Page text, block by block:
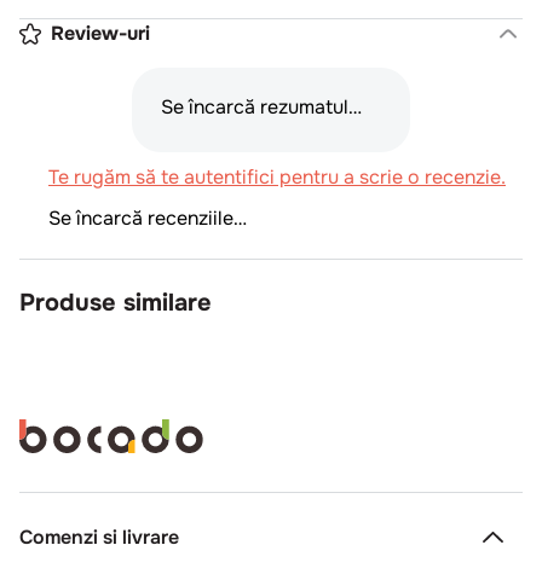
Review-uri
Se încarcă rezumatul…
Te rugăm să te autentifici pentru a scrie o recenzie.
Se încarcă recenziile…
Produse similare
Comenzi si livrare